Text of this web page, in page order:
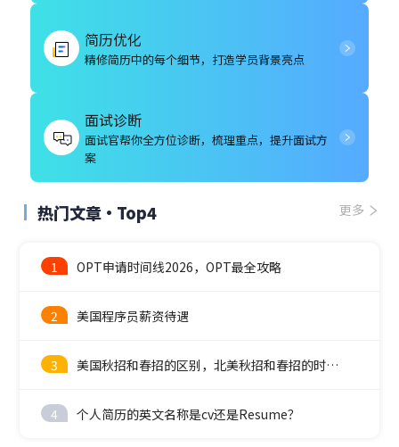
简历优化
精修简历中的每个细节，打造学员背景亮点
面试诊断
面试官帮你全方位诊断，梳理重点，提升面试方
案
热门文章·Top4 更多
1 OPT申请时间线2026，OPT最全攻略
2 美国程序员薪资待遇
3 美国秋招和春招的区别，北美秋招和春招的时间线
4 个人简历的英文名称是cv还是Resume？